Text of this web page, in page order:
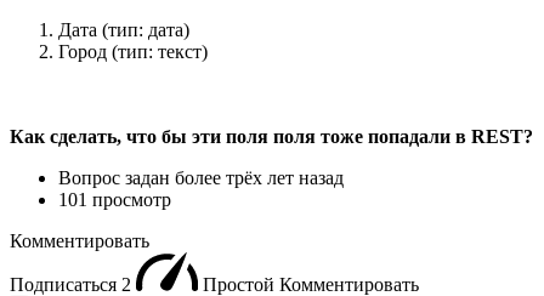
Дата (тип: дата)
Город (тип: текст)
Как сделать, что бы эти поля поля тоже попадали в REST?
Вопрос задан более трёх лет назад
101 просмотр
Комментировать
Подписаться 2 Простой Комментировать